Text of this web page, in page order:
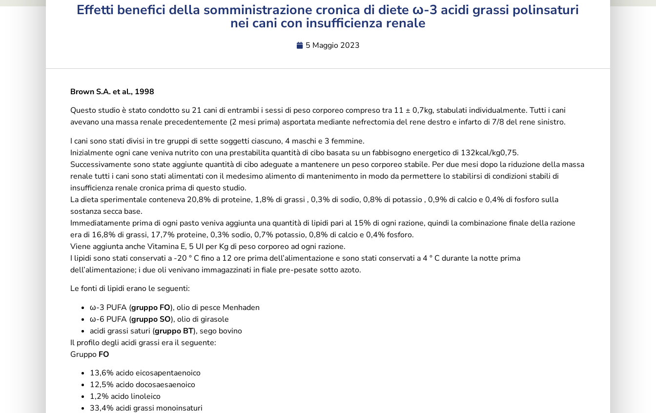
Effetti benefici della somministrazione cronica di diete ω-3 acidi grassi polinsaturi
nei cani con insufficienza renale
5 Maggio 2023
Brown S.A. et al., 1998
Questo studio è stato condotto su 21 cani di entrambi i sessi di peso corporeo compreso tra 11 ± 0,7kg, stabulati individualmente. Tutti i cani
avevano una massa renale precedentemente (2 mesi prima) asportata mediante nefrectomia del rene destro e infarto di 7/8 del rene sinistro.
I cani sono stati divisi in tre gruppi di sette soggetti ciascuno, 4 maschi e 3 femmine.
Inizialmente ogni cane veniva nutrito con una prestabilita quantità di cibo basata su un fabbisogno energetico di 132kcal/kg0,75.
Successivamente sono state aggiunte quantità di cibo adeguate a mantenere un peso corporeo stabile. Per due mesi dopo la riduzione della massa
renale tutti i cani sono stati alimentati con il medesimo alimento di mantenimento in modo da permettere lo stabilirsi di condizioni stabili di
insufficienza renale cronica prima di questo studio.
La dieta sperimentale conteneva 20,8% di proteine, 1,8% di grassi , 0,3% di sodio, 0,8% di potassio , 0,9% di calcio e 0,4% di fosforo sulla
sostanza secca base.
Immediatamente prima di ogni pasto veniva aggiunta una quantità di lipidi pari al 15% di ogni razione, quindi la combinazione finale della razione
era di 16,8% di grassi, 17,7% proteine, 0,3% sodio, 0,7% potassio, 0,8% di calcio e 0,4% fosforo.
Viene aggiunta anche Vitamina E, 5 UI per Kg di peso corporeo ad ogni razione.
I lipidi sono stati conservati a -20 ° C fino a 12 ore prima dell’alimentazione e sono stati conservati a 4 ° C durante la notte prima
dell’alimentazione; i due oli venivano immagazzinati in fiale pre-pesate sotto azoto.
Le fonti di lipidi erano le seguenti:
ω-3 PUFA (gruppo FO), olio di pesce Menhaden
ω-6 PUFA (gruppo SO), olio di girasole
acidi grassi saturi (gruppo BT), sego bovino
Il profilo degli acidi grassi era il seguente:
Gruppo FO
13,6% acido eicosapentaenoico
12,5% acido docosaesaenoico
1,2% acido linoleico
33,4% acidi grassi monoinsaturi